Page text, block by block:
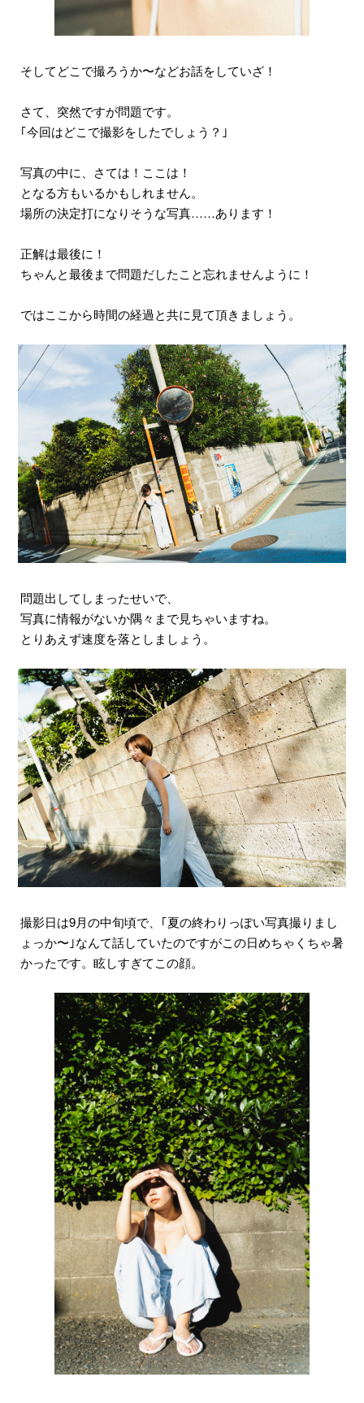
そしてどこで撮ろうか〜などお話をしていざ！
さて、突然ですが問題です。
｢今回はどこで撮影をしたでしょう？｣
写真の中に、さては！ここは！
となる方もいるかもしれません。
場所の決定打になりそうな写真……あります！
正解は最後に！
ちゃんと最後まで問題だしたこと忘れませんように！
ではここから時間の経過と共に見て頂きましょう。
問題出してしまったせいで、
写真に情報がないか隅々まで見ちゃいますね。
とりあえず速度を落としましょう。
撮影日は9月の中旬頃で、｢夏の終わりっぽい写真撮りまし
ょっか〜｣なんて話していたのですがこの日めちゃくちゃ暑
かったです。眩しすぎてこの顔。